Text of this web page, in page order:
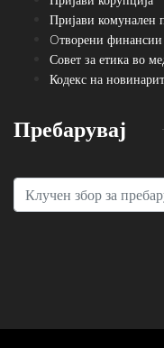
Пријави комунален
Oтворени финансии
Совет за етика во
Кодекс на
Пребарувај